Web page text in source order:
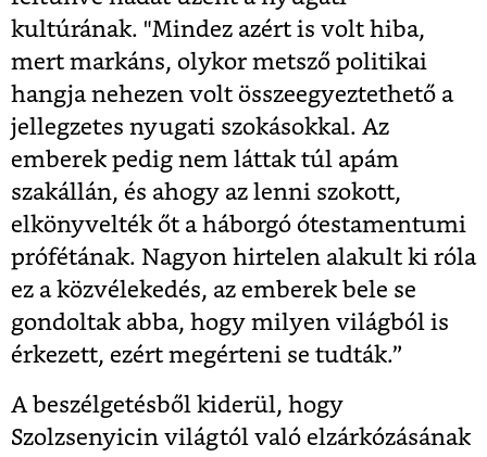
kultúrának. "Mindez azért is volt hiba,
mert markáns, olykor metsző politikai
hangja nehezen volt összeegyeztethető a
jellegzetes nyugati szokásokkal. Az
emberek pedig nem láttak túl apám
szakállán, és ahogy az lenni szokott,
elkönyvelték őt a háborgó ótestamentumi
prófétának. Nagyon hirtelen alakult ki róla
ez a közvélekedés, az emberek bele se
gondoltak abba, hogy milyen világból is
érkezett, ezért megérteni se tudták.”
A beszélgetésből kiderül, hogy
Szolzsenyicin világtól való elzárkózásának